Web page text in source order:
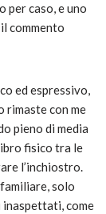
per caso, e uno
commento
ed espressivo,
rimaste con me
pieno di media
fisico tra le
l’inchiostro.
solo
inaspettati, come